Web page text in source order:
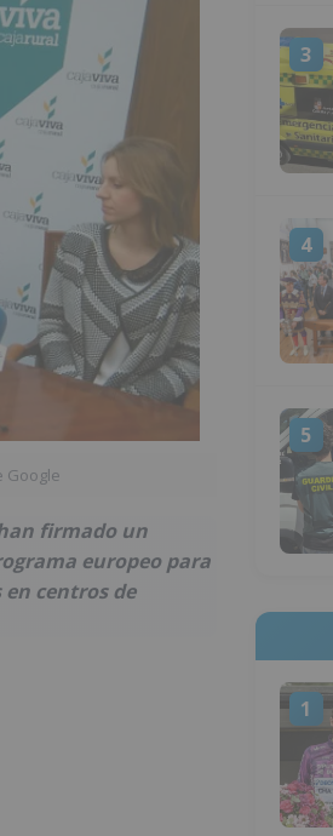
Google
firmado un
europeo para
centros de
3
4
5
1